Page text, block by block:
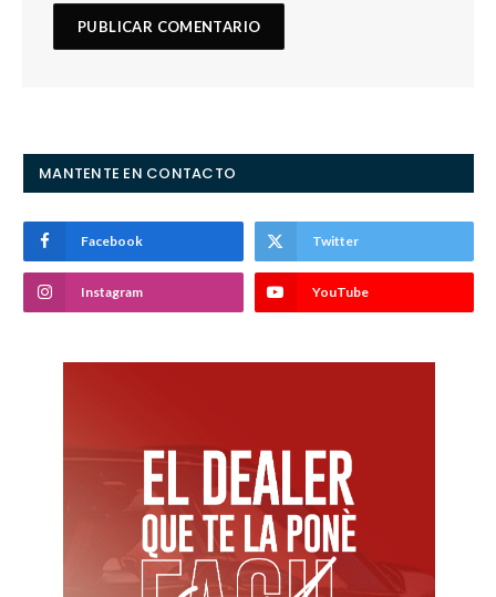
MANTENTE EN CONTACTO
Facebook Twitter
Instagram YouTube